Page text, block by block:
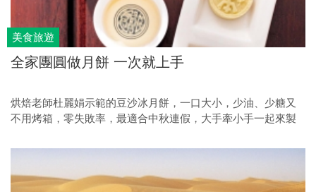
美食旅遊
全家團圓做月餅 一次就上手
烘焙老師杜麗娟示範的豆沙冰月餅，一口大小，少油、少糖又
不用烤箱，零失敗率，最適合中秋連假，大手牽小手一起來製